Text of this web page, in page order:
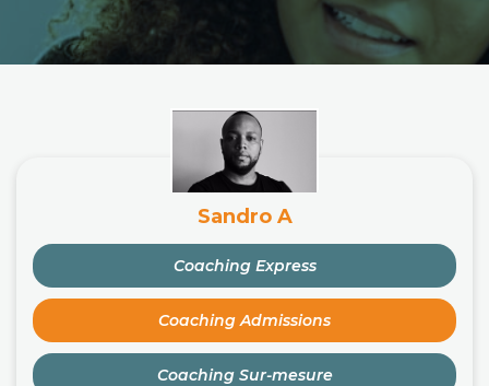
Sandro A
Coaching Express
Coaching Admissions
Coaching Sur-mesure